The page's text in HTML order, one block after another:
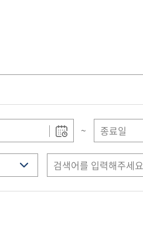
~